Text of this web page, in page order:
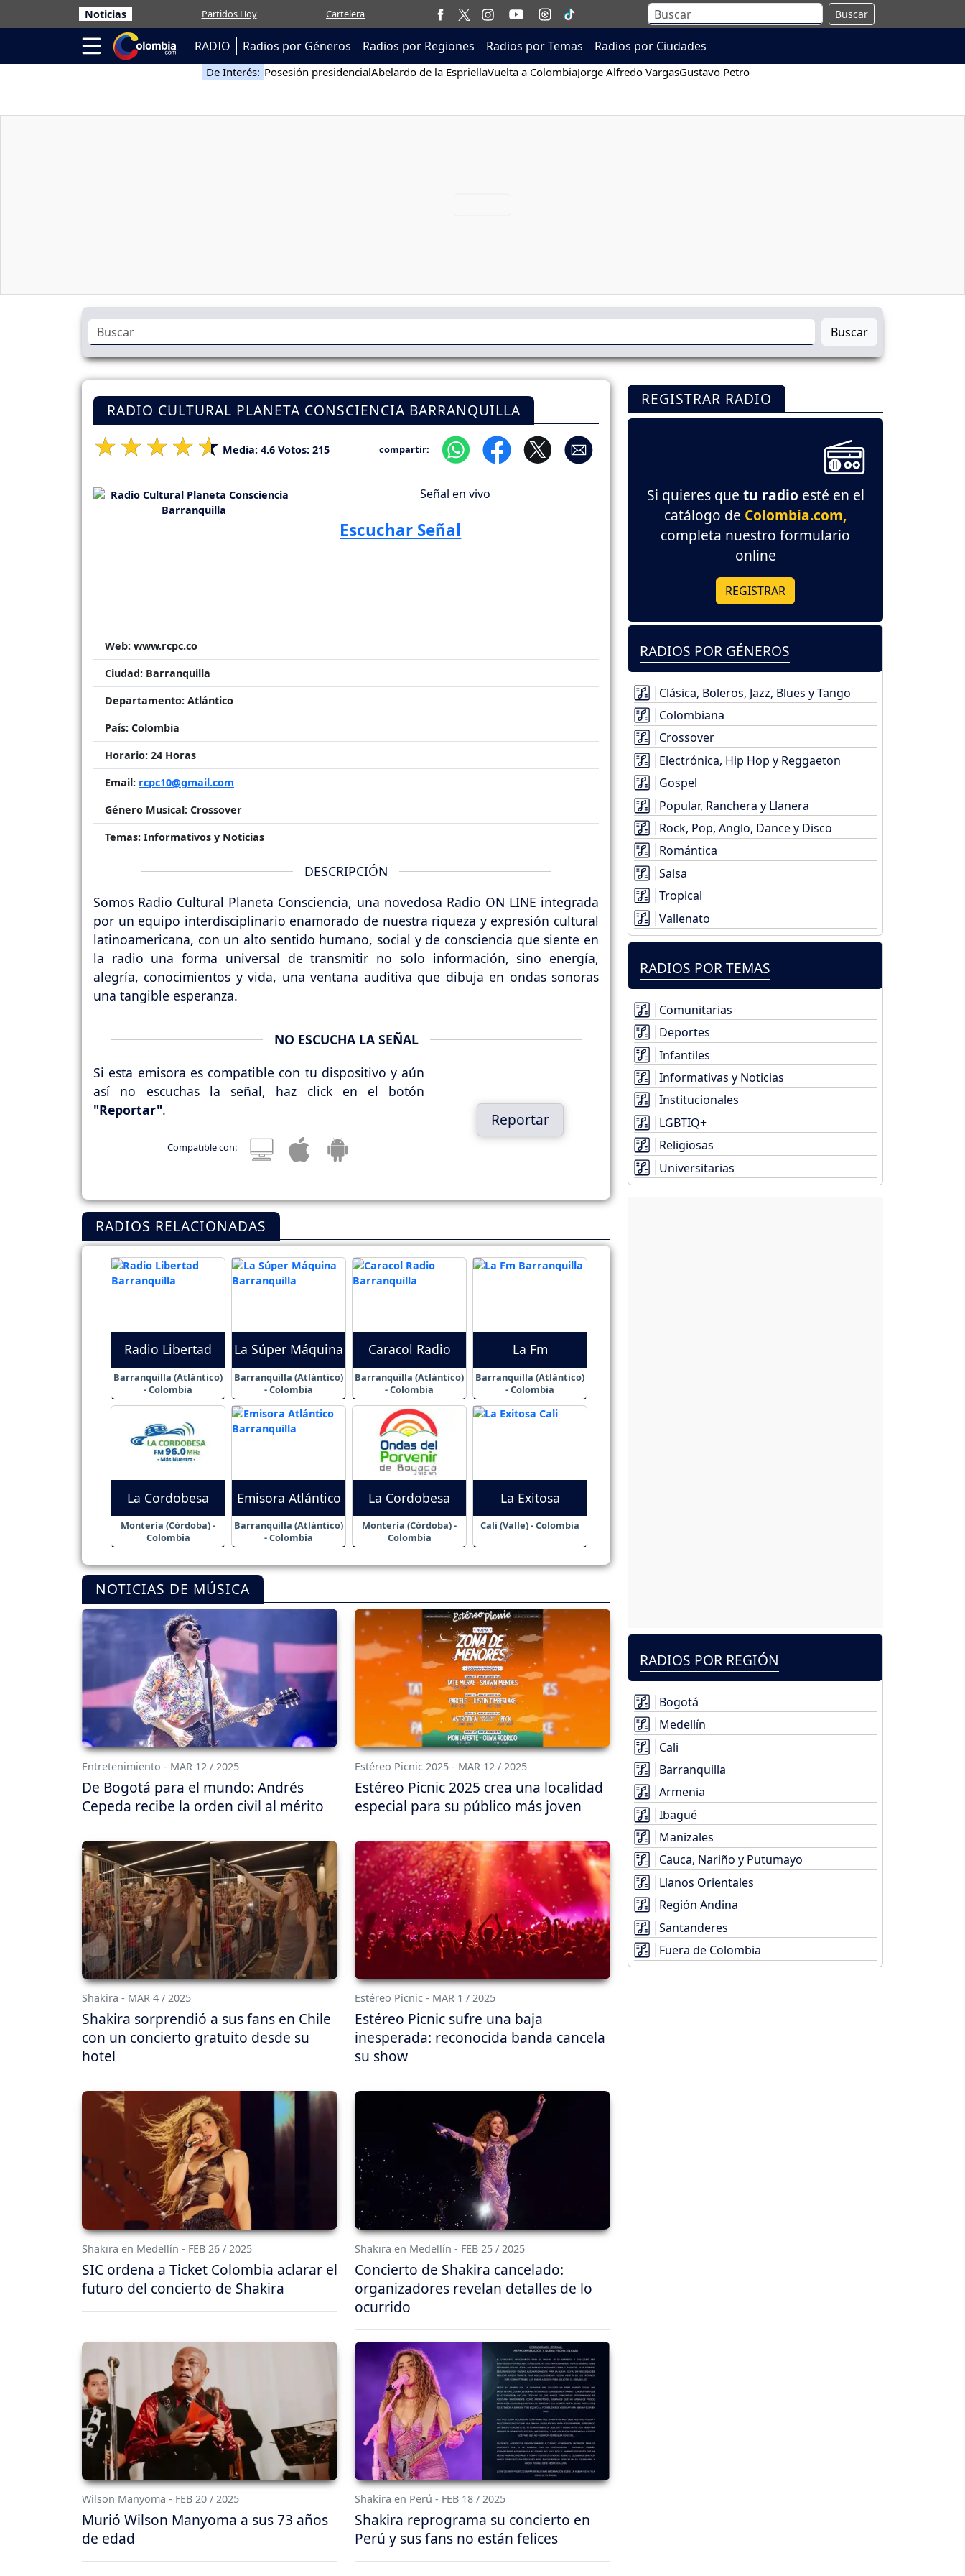
Noticias Partidos Hoy Cartelera Buscar
RADIO Radios por Géneros Radios por Regiones Radios por Temas Radios por Ciudades
De Interés: Posesión presidencialAbelardo de la EspriellaVuelta a ColombiaJorge Alfredo VargasGustavo Petro
Buscar
RADIO CULTURAL PLANETA CONSCIENCIA BARRANQUILLA
Media: 4.6 Votos: 215 compartir:
Señal en vivo
Escuchar Señal
Web: www.rcpc.co
Ciudad: Barranquilla
Departamento: Atlántico
País: Colombia
Horario: 24 Horas
Email: rcpc10@gmail.com
Género Musical: Crossover
Temas: Informativos y Noticias
DESCRIPCIÓN
Somos Radio Cultural Planeta Consciencia, una novedosa Radio ON LINE integrada
por un equipo interdisciplinario enamorado de nuestra riqueza y expresión cultural
latinoamericana, con un alto sentido humano, social y de consciencia que siente en
la radio una forma universal de transmitir no solo información, sino energía,
alegría, conocimientos y vida, una ventana auditiva que dibuja en ondas sonoras
una tangible esperanza.
NO ESCUCHA LA SEÑAL
Si esta emisora es compatible con tu dispositivo y aún
así no escuchas la señal, haz click en el botón
"Reportar".
Compatible con:
Reportar
RADIOS RELACIONADAS
Radio Libertad
Barranquilla (Atlántico)
- Colombia
La Súper Máquina
Barranquilla (Atlántico)
- Colombia
Caracol Radio
Barranquilla (Atlántico)
- Colombia
La Fm
Barranquilla (Atlántico)
- Colombia
La Cordobesa
Montería (Córdoba) -
Colombia
Emisora Atlántico
Barranquilla (Atlántico)
- Colombia
La Cordobesa
Montería (Córdoba) -
Colombia
La Exitosa
Cali (Valle) - Colombia
NOTICIAS DE MÚSICA
Entretenimiento - MAR 12 / 2025
De Bogotá para el mundo: Andrés
Cepeda recibe la orden civil al mérito
Estéreo Picnic 2025 - MAR 12 / 2025
Estéreo Picnic 2025 crea una localidad
especial para su público más joven
Shakira - MAR 4 / 2025
Shakira sorprendió a sus fans en Chile
con un concierto gratuito desde su
hotel
Estéreo Picnic - MAR 1 / 2025
Estéreo Picnic sufre una baja
inesperada: reconocida banda cancela
su show
Shakira en Medellín - FEB 26 / 2025
SIC ordena a Ticket Colombia aclarar el
futuro del concierto de Shakira
Shakira en Medellín - FEB 25 / 2025
Concierto de Shakira cancelado:
organizadores revelan detalles de lo
ocurrido
Wilson Manyoma - FEB 20 / 2025
Murió Wilson Manyoma a sus 73 años
de edad
Shakira en Perú - FEB 18 / 2025
Shakira reprograma su concierto en
Perú y sus fans no están felices
REGISTRAR RADIO
Si quieres que tu radio esté en el
catálogo de Colombia.com,
completa nuestro formulario
online
REGISTRAR
RADIOS POR GÉNEROS
Clásica, Boleros, Jazz, Blues y Tango
Colombiana
Crossover
Electrónica, Hip Hop y Reggaeton
Gospel
Popular, Ranchera y Llanera
Rock, Pop, Anglo, Dance y Disco
Romántica
Salsa
Tropical
Vallenato
RADIOS POR TEMAS
Comunitarias
Deportes
Infantiles
Informativas y Noticias
Institucionales
LGBTIQ+
Religiosas
Universitarias
RADIOS POR REGIÓN
Bogotá
Medellín
Cali
Barranquilla
Armenia
Ibagué
Manizales
Cauca, Nariño y Putumayo
Llanos Orientales
Región Andina
Santanderes
Fuera de Colombia